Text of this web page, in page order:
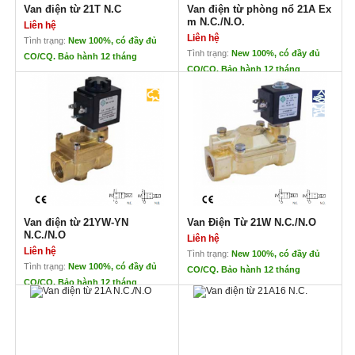
Van điện từ 21T N.C
Liên hệ
Tình trạng: New 100%, có đầy đủ
CO/CQ. Bảo hành 12 tháng
Van điện từ 21T N.C
Thiết kế chắc chắn
Không yêu cầu áp suất nhở nhất
Phiên bản cải tiến DVGW ứng dụng
XEM THÊM CÁC LOẠI VAN TẠI
Van điện từ phòng nổ 21A Ex
m N.C./N.O.
Liên hệ
Tình trạng: New 100%, có đầy đủ
CO/CQ. Bảo hành 12 tháng
Van điện từ phòng nổ 21A Ex
Đặc điểm :
Dải làm việc rộng, ứng dụng với
các van có lưu lượng lớn, sử dụng
cho các loại chất lỏng, chất khí
Thân thiện với môi trường
Khung van nhỏ để đóng ngắt chặt
Dễ lắp đặt ở các vị trí
Van điện từ 21YW-YN
N.C./N.O
Liên hệ
Tình trạng: New 100%, có đầy đủ
CO/CQ. Bảo hành 12 tháng
Van điện từ 21YW-YN N.C./N.O
Van Điện Từ 21W N.C./N.O
Liên hệ
Tình trạng: New 100%, có đầy đủ
CO/CQ. Bảo hành 12 tháng
Van Điện Từ 21W N.C./N.O